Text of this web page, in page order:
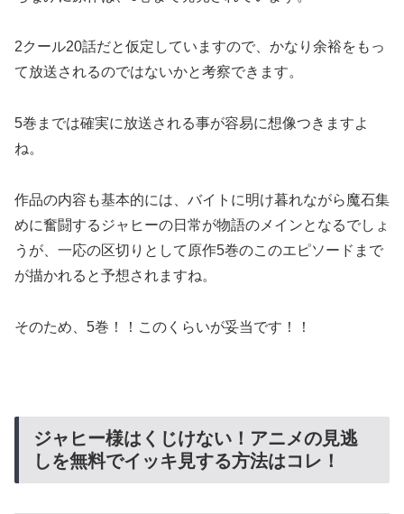
2クール20話だと仮定していますので、かなり余裕をもっ
て放送されるのではないかと考察できます。
5巻までは確実に放送される事が容易に想像つきますよ
ね。
作品の内容も基本的には、バイトに明け暮れながら魔石集
めに奮闘するジャヒーの日常が物語のメインとなるでしょ
うが、一応の区切りとして原作5巻のこのエピソードまで
が描かれると予想されますね。
そのため、5巻！！このくらいが妥当です！！
ジャヒー様はくじけない！アニメの見逃
しを無料でイッキ見する方法はコレ！